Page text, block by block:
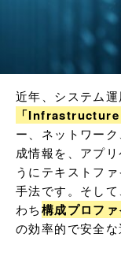
近年、システム
「
ー、ネットワー
成情報を、アプ
うにテキストフ
手法です。そし
わち構成プロフ
の効率的で安全な